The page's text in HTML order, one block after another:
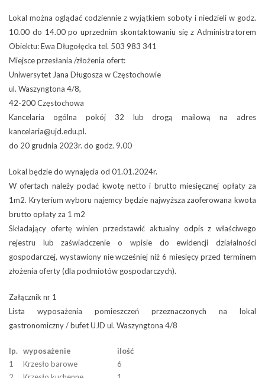
Lokal można oglądać codziennie z wyjątkiem soboty i niedzieli w godz.
10.00 do 14.00 po uprzednim skontaktowaniu się z Administratorem
Obiektu: Ewa Długołęcka tel. 503 983 341
Miejsce przesłania /złożenia ofert:
Uniwersytet Jana Długosza w Częstochowie
ul. Waszyngtona 4/8,
42-200 Częstochowa
Kancelaria ogólna pokój 32 lub drogą mailową na adres
kancelaria@ujd.edu.pl.
do 20 grudnia 2023r. do godz. 9.00
Lokal będzie do wynajęcia od 01.01.2024r.
W ofertach należy podać kwotę netto i brutto miesięcznej opłaty za
1m2. Kryterium wyboru najemcy będzie najwyższa zaoferowana kwota
brutto opłaty za 1 m2
Składający ofertę winien przedstawić aktualny odpis z właściwego
rejestru lub zaświadczenie o wpisie do ewidencji działalności
gospodarczej, wystawiony nie wcześniej niż 6 miesięcy przed terminem
złożenia oferty (dla podmiotów gospodarczych).
Załącznik nr 1
Lista wyposażenia pomieszczeń przeznaczonych na lokal
gastronomiczny / bufet UJD ul. Waszyngtona 4/8
lp. wyposażenie
ilość
1
Krzesło barowe
6